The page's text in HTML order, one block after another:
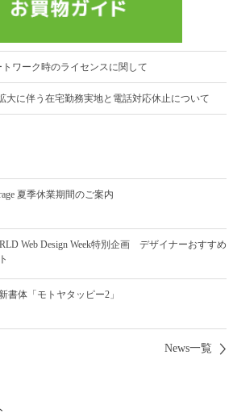
ワーク時のライセンスに関して
に伴う在宅勤務実地と電話対応休止について
夏季休業期間のご案内
Web Design Week特別企画 デザイナーおすすめ
書体「モトヤタッピー2」
News一覧